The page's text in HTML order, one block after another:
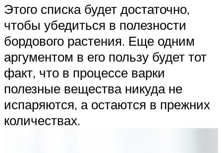
Этого списка будет достаточно,
чтобы убедиться в полезности
бордового растения. Еще одним
аргументом в его пользу будет тот
факт, что в процессе варки
полезные вещества никуда не
испаряются, а остаются в прежних
количествах.